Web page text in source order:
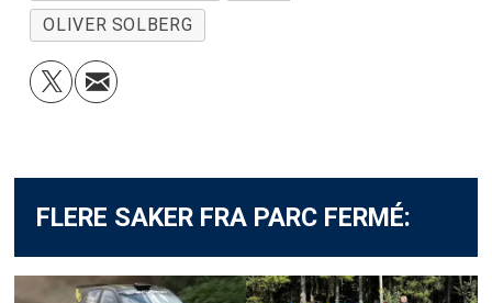
OLIVER SOLBERG
FLERE SAKER FRA PARC FERMÉ: